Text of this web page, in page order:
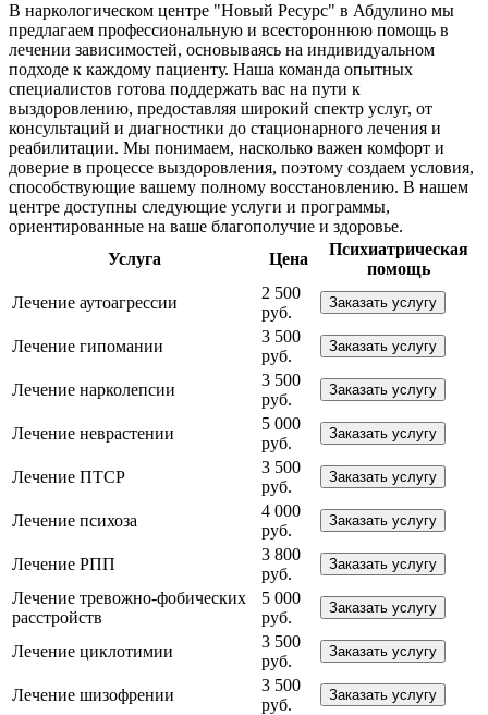
В наркологическом центре "Новый Ресурс" в Абдулино мы
предлагаем профессиональную и всестороннюю помощь в
лечении зависимостей, основываясь на индивидуальном
подходе к каждому пациенту. Наша команда опытных
специалистов готова поддержать вас на пути к
выздоровлению, предоставляя широкий спектр услуг, от
консультаций и диагностики до стационарного лечения и
реабилитации. Мы понимаем, насколько важен комфорт и
доверие в процессе выздоровления, поэтому создаем условия,
способствующие вашему полному восстановлению. В нашем
центре доступны следующие услуги и программы,
ориентированные на ваше благополучие и здоровье.
Услуга
Цена
Психиатрическая
помощь
Лечение аутоагрессии
2 500
руб.
Заказать услугу
Лечение гипомании
3 500
руб.
Заказать услугу
Лечение нарколепсии
3 500
руб.
Заказать услугу
Лечение неврастении
5 000
руб.
Заказать услугу
Лечение ПТСР
3 500
руб.
Заказать услугу
Лечение психоза
4 000
руб.
Заказать услугу
Лечение РПП
3 800
руб.
Заказать услугу
Лечение тревожно-фобических
расстройств
5 000
руб.
Заказать услугу
Лечение циклотимии
3 500
руб.
Заказать услугу
Лечение шизофрении
3 500
руб.
Заказать услугу